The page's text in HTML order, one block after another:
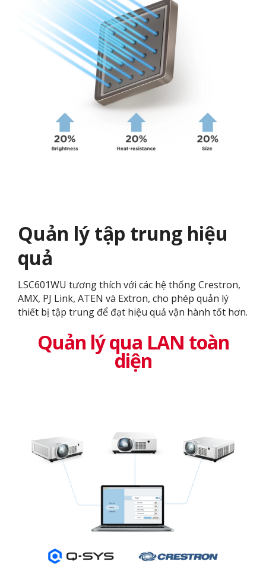
Quản lý tập trung hiệu
quả
LSC601WU tương thích với các hệ thống Crestron,
AMX, PJ Link, ATEN và Extron, cho phép quản lý
thiết bị tập trung để đạt hiệu quả vận hành tốt hơn.
Quản lý qua LAN toàn
diện